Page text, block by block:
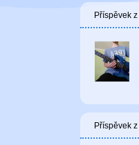
Příspěvek z
Příspěvek z